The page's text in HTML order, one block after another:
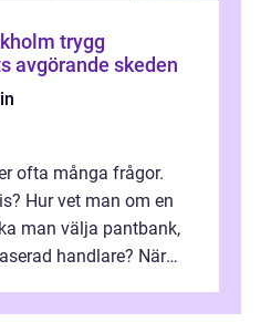
trygg
avgörande skeden
ofta många frågor.
Hur vet man om en
man välja pantbank,
handlare? När